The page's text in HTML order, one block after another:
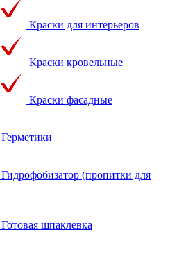
Краски для интерьеров
Краски кровельные
Краски фасадные
Герметики
Гидрофобизатор (пропитки для
Готовая шпаклевка